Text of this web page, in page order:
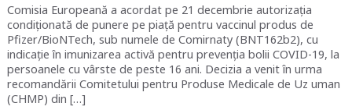
Comisia Europeană a acordat pe 21 decembrie autorizația
condiționată de punere pe piață pentru vaccinul produs de
Pfizer/BioNTech, sub numele de Comirnaty (BNT162b2), cu
indicație în imunizarea activă pentru prevenția bolii COVID-19, la
persoanele cu vârste de peste 16 ani. Decizia a venit în urma
recomandării Comitetului pentru Produse Medicale de Uz uman
(CHMP) din […]